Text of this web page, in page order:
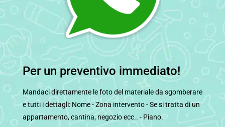
Per un preventivo immediato!
Mandaci direttamente le foto del materiale da sgomberare
e tutti i dettagli: Nome - Zona intervento - Se si tratta di un
appartamento, cantina, negozio ecc.. - Piano.